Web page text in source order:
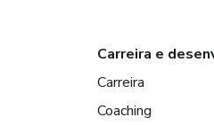
Carreira e
Carreira
Coaching